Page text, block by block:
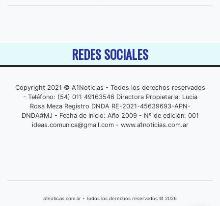
REDES SOCIALES
Copyright 2021 © A1Noticias - Todos los derechos reservados
- Teléfono: (54) 011 49163546 Directora Propietaria: Lucia
Rosa Meza Registro DNDA RE-2021-45639693-APN-
DNDA#MJ - Fecha de Inicio: Año 2009 - Nº de edición: 001
ideas.comunica@gmail.com- www.a1noticias.com.ar
a1noticias.com.ar - Todos los derechos reservados © 2026